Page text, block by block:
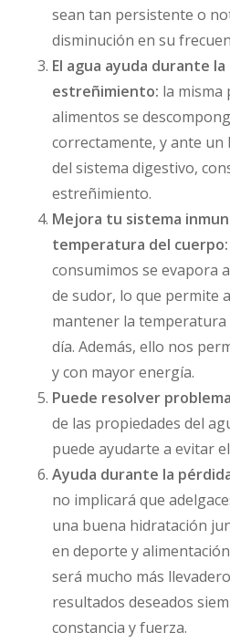
sean tan persistente o
disminución en su
El agua ayuda durante
estreñimiento: la misma
alimentos se
correctamente, y ante
del sistema digestivo,
estreñimiento.
Mejora tu sistema
temperatura del cuerpo:
consumimos se evapora
de sudor, lo que permite
mantener la
día. Además, ello nos
y con mayor energía.
Puede resolver
de las propiedades del
puede ayudarte a evitar
Ayuda durante la
no implicará que
una buena hidratación
en deporte y
será mucho más
resultados deseados
constancia y fuerza.